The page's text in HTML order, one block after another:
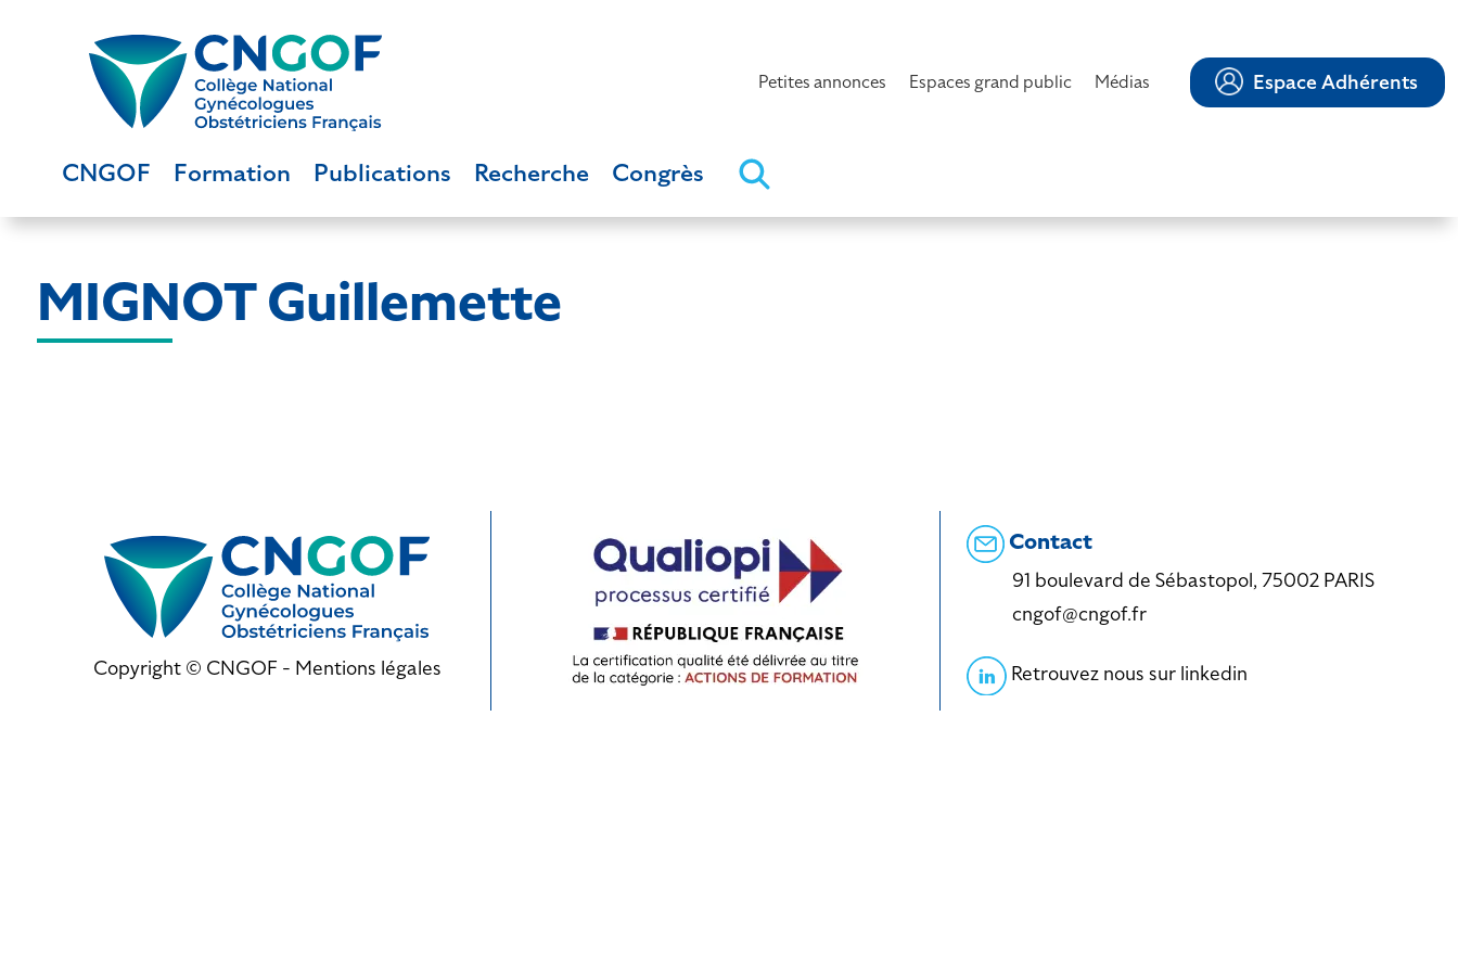
Petites annonces Espaces grand public Médias Espace Adhérents
CNGOF Formation Publications Recherche Congrès
MIGNOT Guillemette
Copyright © CNGOF - Mentions légales
Contact
91 boulevard de Sébastopol, 75002 PARIS
cngof@cngof.fr
Retrouvez nous sur linkedin